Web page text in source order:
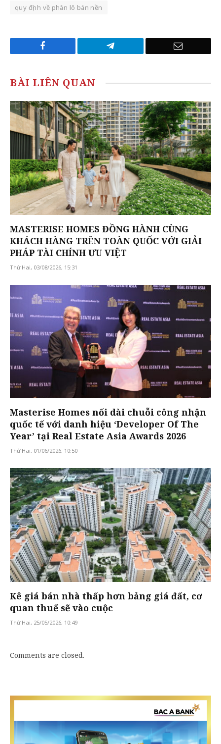
quy định về phân lô bán nền
Telegram Email
BÀI LIÊN QUAN
MASTERISE HOMES ĐỒNG HÀNH CÙNG
KHÁCH HÀNG TRÊN TOÀN QUỐC VỚI GIẢI
PHÁP TÀI CHÍNH ƯU VIỆT
Thứ Hai, 03/08/2026, 15:31
Masterise Homes nối dài chuỗi công nhận
quốc tế với danh hiệu ‘Developer Of The
Year’ tại Real Estate Asia Awards 2026
Thứ Hai, 01/06/2026, 10:50
Kê giá bán nhà thấp hơn bảng giá đất, cơ
quan thuế sẽ vào cuộc
Thứ Hai, 25/05/2026, 10:49
Comments are closed.